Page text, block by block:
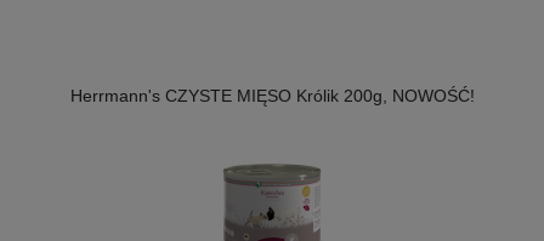
Herrmann's CZYSTE MIĘSO Królik 200g, NOWOŚĆ!